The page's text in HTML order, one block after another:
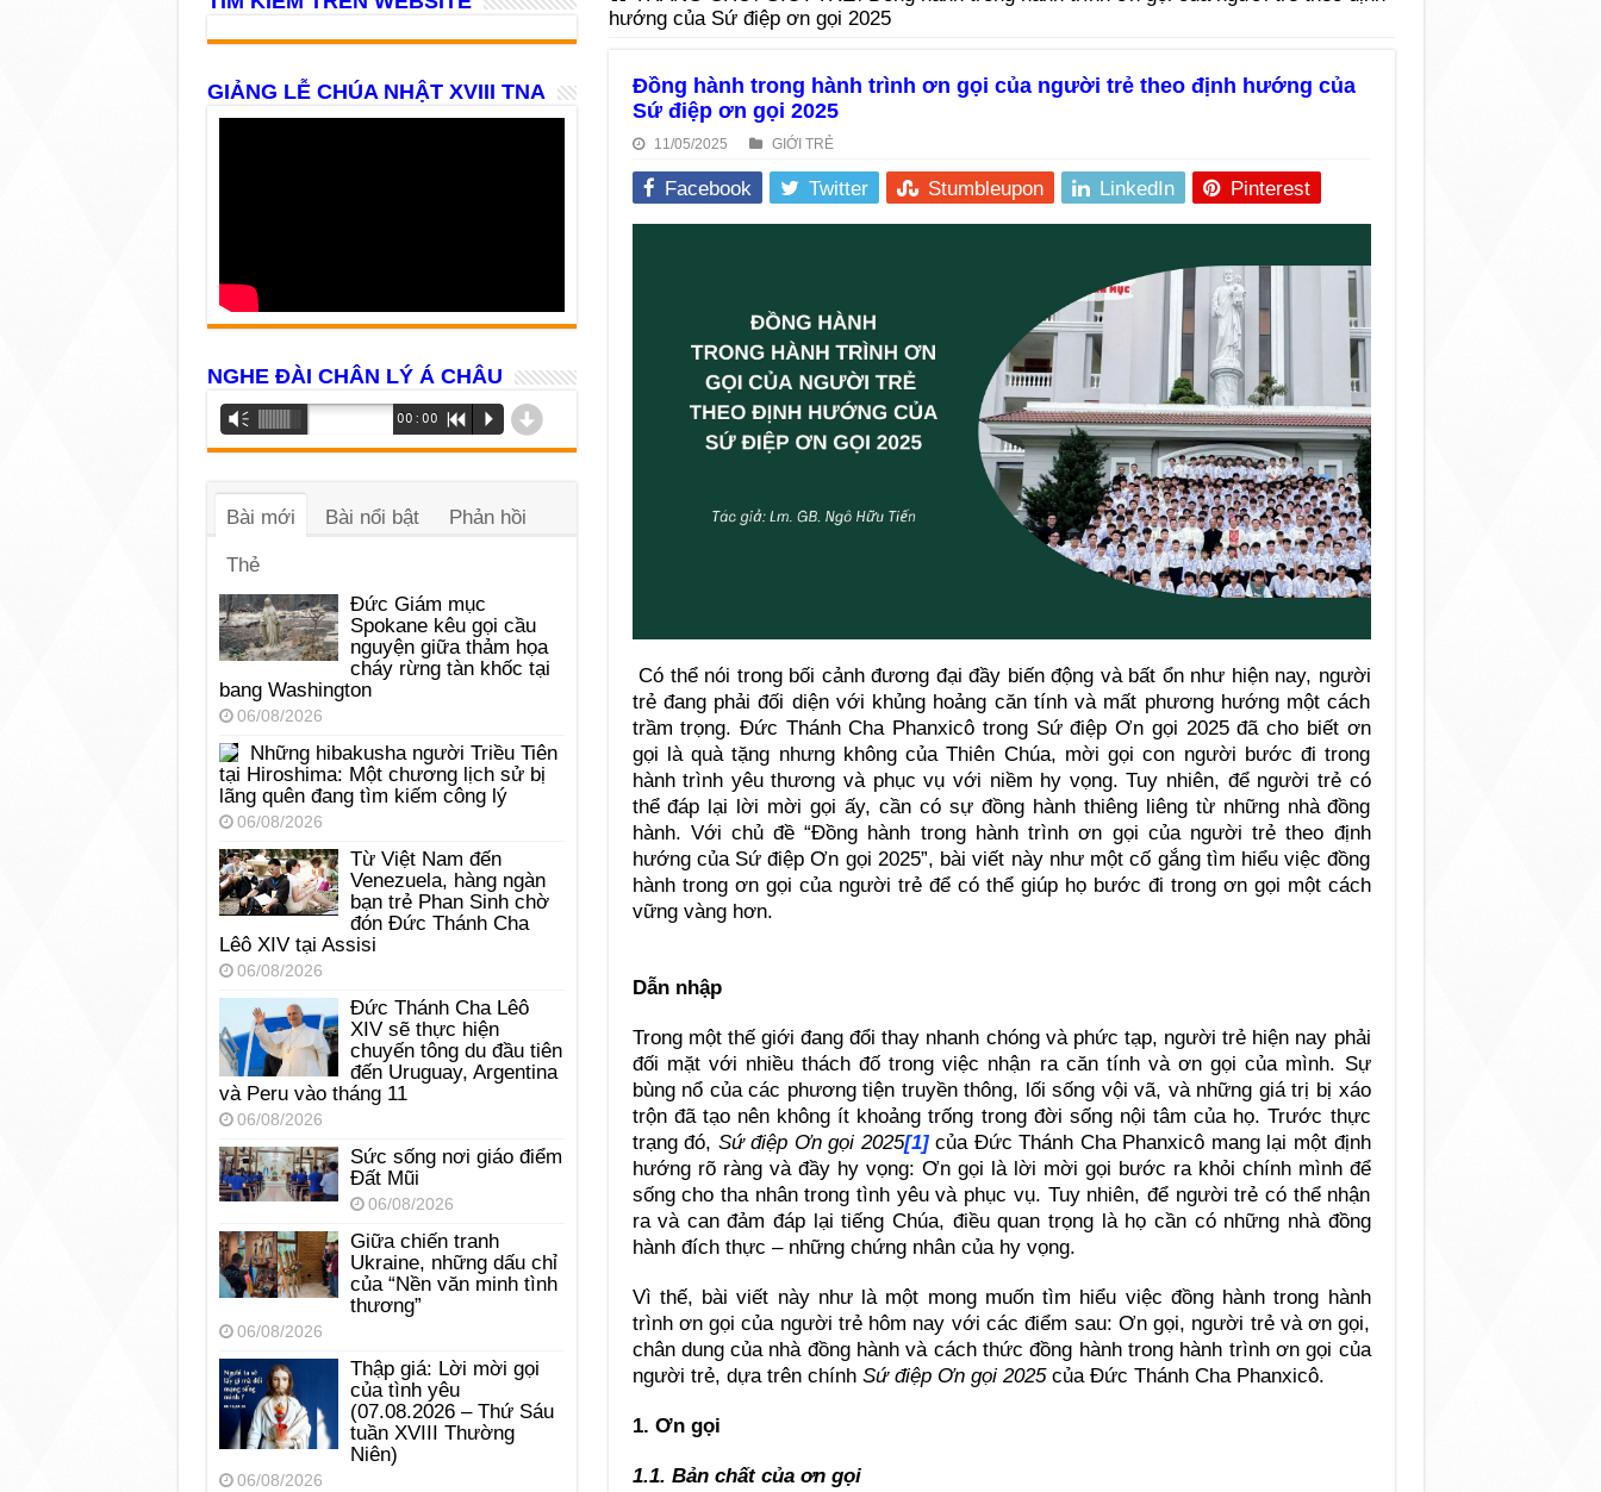
hướng của Sứ điệp ơn gọi 2025
Đồng hành trong hành trình ơn gọi của người trẻ theo định hướng của
Sứ điệp ơn gọi 2025
11/05/2025 GIỚI TRẺ
Facebook Twitter Stumbleupon LinkedIn Pinterest
Có thể nói trong bối cảnh đương đại đầy biến động và bất ổn như hiện nay, người
trẻ đang phải đối diện với khủng hoảng căn tính và mất phương hướng một cách
trầm trọng. Đức Thánh Cha Phanxicô trong Sứ điệp Ơn gọi 2025 đã cho biết ơn
gọi là quà tặng nhưng không của Thiên Chúa, mời gọi con người bước đi trong
hành trình yêu thương và phục vụ với niềm hy vọng. Tuy nhiên, để người trẻ có
thể đáp lại lời mời gọi ấy, cần có sự đồng hành thiêng liêng từ những nhà đồng
hành. Với chủ đề “Đồng hành trong hành trình ơn gọi của người trẻ theo định
hướng của Sứ điệp Ơn gọi 2025”, bài viết này như một cố gắng tìm hiểu việc đồng
hành trong ơn gọi của người trẻ để có thể giúp họ bước đi trong ơn gọi một cách
vững vàng hơn.
Dẫn nhập
Trong một thế giới đang đổi thay nhanh chóng và phức tạp, người trẻ hiện nay phải
đối mặt với nhiều thách đố trong việc nhận ra căn tính và ơn gọi của mình. Sự
bùng nổ của các phương tiện truyền thông, lối sống vội vã, và những giá trị bị xáo
trộn đã tạo nên không ít khoảng trống trong đời sống nội tâm của họ. Trước thực
trạng đó, Sứ điệp Ơn gọi 2025[1]của Đức Thánh Cha Phanxicô mang lại một định
hướng rõ ràng và đầy hy vọng: Ơn gọi là lời mời gọi bước ra khỏi chính mình để
sống cho tha nhân trong tình yêu và phục vụ. Tuy nhiên, để người trẻ có thể nhận
ra và can đảm đáp lại tiếng Chúa, điều quan trọng là họ cần có những nhà đồng
hành đích thực – những chứng nhân của hy vọng.
Vì thế, bài viết này như là một mong muốn tìm hiểu việc đồng hành trong hành
trình ơn gọi của người trẻ hôm nay với các điểm sau: Ơn gọi, người trẻ và ơn gọi,
chân dung của nhà đồng hành và cách thức đồng hành trong hành trình ơn gọi của
người trẻ, dựa trên chính Sứ điệp Ơn gọi 2025của Đức Thánh Cha Phanxicô.
1. Ơn gọi
1.1. Bản chất của ơn gọi
GIẢNG LỄ CHÚA NHẬT XVIII TNA
NGHE ĐÀI CHÂN LÝ Á CHÂU
Trình
phát
âm
Vm 00:00 R P d
Bài mới Bài nổi bật Phản hồi
Thẻ
Đức Giám mục
Spokane kêu gọi cầu
nguyện giữa thảm họa
cháy rừng tàn khốc tại
bang Washington
06/08/2026
Những hibakusha người Triều Tiên
tại Hiroshima: Một chương lịch sử bị
lãng quên đang tìm kiếm công lý
06/08/2026
Từ Việt Nam đến
Venezuela, hàng ngàn
bạn trẻ Phan Sinh chờ
đón Đức Thánh Cha
Lêô XIV tại Assisi
06/08/2026
Đức Thánh Cha Lêô
XIV sẽ thực hiện
chuyến tông du đầu tiên
đến Uruguay, Argentina
và Peru vào tháng 11
06/08/2026
Sức sống nơi giáo điểm
Đất Mũi
06/08/2026
Giữa chiến tranh
Ukraine, những dấu chỉ
của “Nền văn minh tình
thương”
06/08/2026
Thập giá: Lời mời gọi
của tình yêu
(07.08.2026 – Thứ Sáu
tuần XVIII Thường
Niên)
06/08/2026